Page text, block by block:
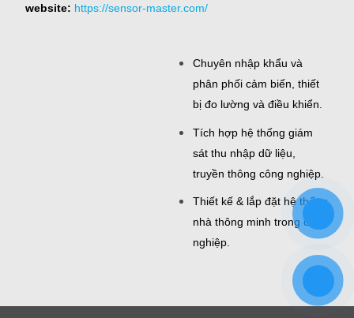
website: https://sensor-master.com/
Chuyên nhập khẩu và
phân phối cảm biến, thiết
bị đo lường và điều khiển.
Tích hợp hệ thống giám
sát thu nhập dữ liệu,
truyền thông công nghiệp.
Thiết kế & lắp đặt hệ thống
nhà thông minh trong công
nghiệp.